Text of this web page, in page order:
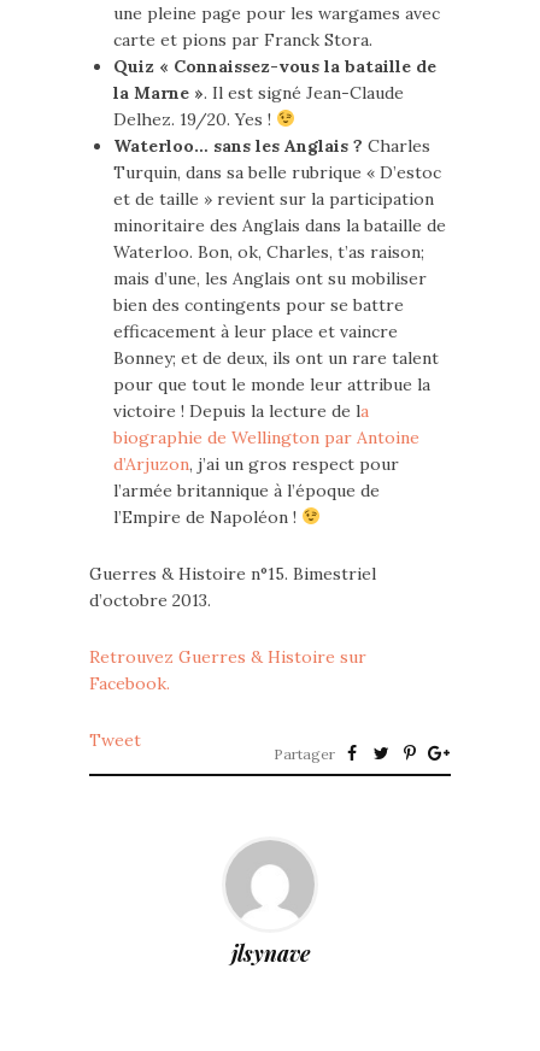
une pleine page pour les wargames avec
carte et pions par Franck Stora.
Quiz « Connaissez-vous la bataille de
la Marne ». Il est signé Jean-Claude
Delhez. 19/20. Yes !
Waterloo… sans les Anglais ? Charles
Turquin, dans sa belle rubrique « D’estoc
et de taille » revient sur la participation
minoritaire des Anglais dans la bataille de
Waterloo. Bon, ok, Charles, t’as raison;
mais d’une, les Anglais ont su mobiliser
bien des contingents pour se battre
efficacement à leur place et vaincre
Bonney; et de deux, ils ont un rare talent
pour que tout le monde leur attribue la
victoire ! Depuis la lecture de la
biographie de Wellington par Antoine
d’Arjuzon, j’ai un gros respect pour
l’armée britannique à l’époque de
l’Empire de Napoléon !
Guerres & Histoire n°15. Bimestriel
d’octobre 2013.
Retrouvez Guerres & Histoire sur
Facebook.
Tweet
Partager
jlsynave